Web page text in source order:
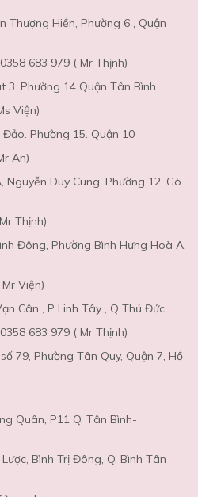
Thượng Hiền, Phường 6 , Quận
683 979 ( Mr Thịnh)
3. Phường 14 Quận Tân Bình
Viện)
Đảo. Phường 15. Quận 10
An)
Nguyễn Duy Cung, Phường 12, Gò
Thịnh)
Đông, Phường Bình Hưng Hoà A,
Viện)
Cân , P Linh Tây , Q Thủ Đức
683 979 ( Mr Thịnh)
79, Phường Tân Quy, Quận 7, Hồ
Quân, P11 Q. Tân Bình-
Bình Trị Đông, Q. Bình Tân